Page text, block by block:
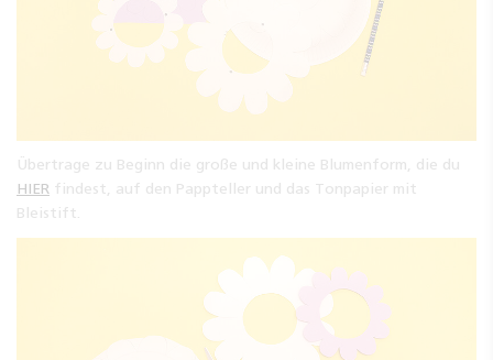
Übertrage zu Beginn die große und kleine Blumenform, die du
HIER findest, auf den Pappteller und das Tonpapier mit
Bleistift.